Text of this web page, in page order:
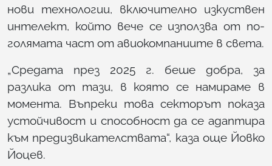
нови технологии, включително изкуствен
интелект, който вече се използва от по-
голямата част от авиокомпаниите в света.
„Средата през 2025 г. беше добра, за
разлика от тази, в която се намираме в
момента. Въпреки това секторът показа
устойчивост и способност да се адаптира
към предизвикателствата“, каза още Йовко
Йоцев.